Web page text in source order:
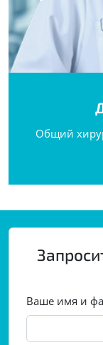
Общий
Ваше имя и